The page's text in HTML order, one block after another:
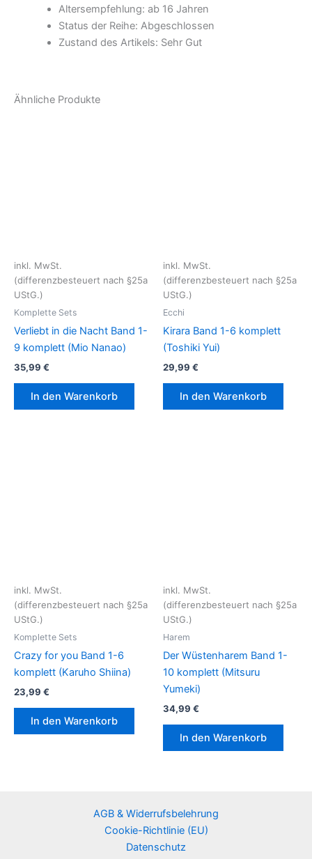
Altersempfehlung: ab 16 Jahren
Status der Reihe: Abgeschlossen
Zustand des Artikels: Sehr Gut
Ähnliche Produkte
inkl. MwSt.
(differenzbesteuert nach §25a
UStG.)
Komplette Sets
Verliebt in die Nacht Band 1-
9 komplett (Mio Nanao)
35,99 €
In den Warenkorb
inkl. MwSt.
(differenzbesteuert nach §25a
UStG.)
Ecchi
Kirara Band 1-6 komplett
(Toshiki Yui)
29,99 €
In den Warenkorb
inkl. MwSt.
(differenzbesteuert nach §25a
UStG.)
Komplette Sets
Crazy for you Band 1-6
komplett (Karuho Shiina)
23,99 €
In den Warenkorb
inkl. MwSt.
(differenzbesteuert nach §25a
UStG.)
Harem
Der Wüstenharem Band 1-
10 komplett (Mitsuru
Yumeki)
34,99 €
In den Warenkorb
AGB & Widerrufsbelehrung
Cookie-Richtlinie (EU)
Datenschutz